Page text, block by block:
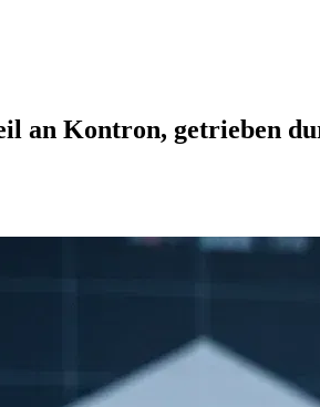
an Kontron, getrieben